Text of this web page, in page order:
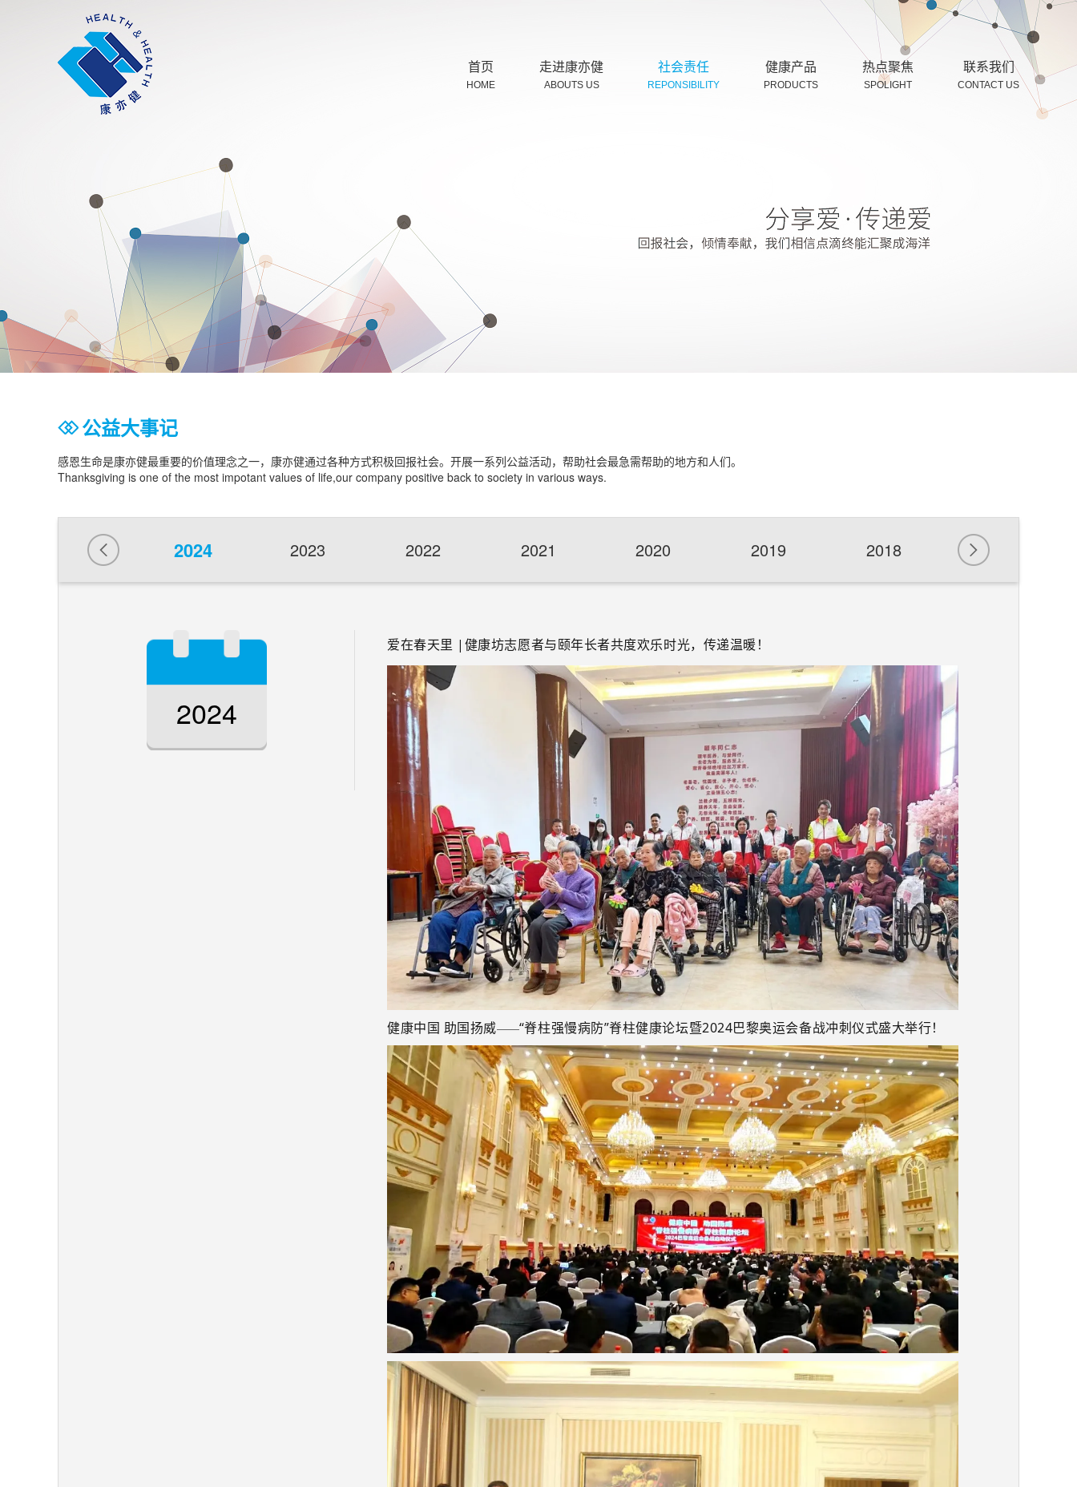
首页
HOME
走进康亦健
ABOUTS US
社会责任
REPONSIBILITY
健康产品
PRODUCTS
热点聚焦
SPOLIGHT
联系我们
CONTACT US
公益大事记
感恩生命是康亦健最重要的价值理念之一，康亦健通过各种方式积极回报社会。开展一系列公益活动，帮助社会最急需帮助的地方和人们。
Thanksgiving is one of the most impotant values of life,our company positive back to society in various ways.
2024 2023 2022 2021 2020 2019 2018 2017
2024
爱在春天里 |健康坊志愿者与颐年长者共度欢乐时光，传递温暖！
健康中国 助国扬威——“脊柱强慢病防”脊柱健康论坛暨2024巴黎奥运会备战冲刺仪式盛大举行！